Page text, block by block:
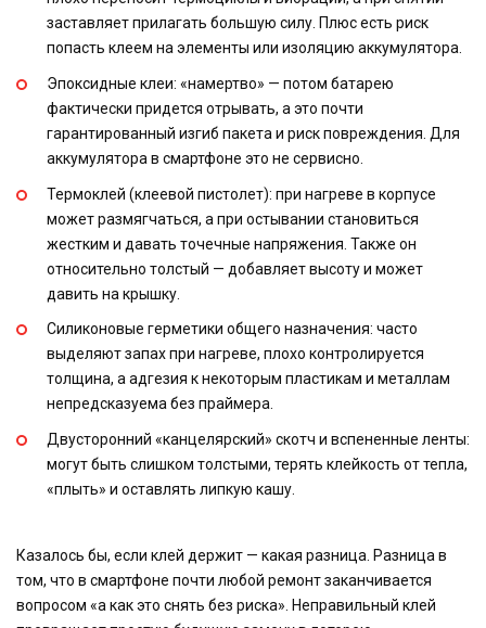
заставляет прилагать большую силу. Плюс есть риск
попасть клеем на элементы или изоляцию аккумулятора.
Эпоксидные клеи: «намертво» — потом батарею
фактически придется отрывать, а это почти
гарантированный изгиб пакета и риск повреждения. Для
аккумулятора в смартфоне это не сервисно.
Термоклей (клеевой пистолет): при нагреве в корпусе
может размягчаться, а при остывании становиться
жестким и давать точечные напряжения. Также он
относительно толстый — добавляет высоту и может
давить на крышку.
Силиконовые герметики общего назначения: часто
выделяют запах при нагреве, плохо контролируется
толщина, а адгезия к некоторым пластикам и металлам
непредсказуема без праймера.
Двусторонний «канцелярский» скотч и вспененные ленты:
могут быть слишком толстыми, терять клейкость от тепла,
«плыть» и оставлять липкую кашу.
Казалось бы, если клей держит — какая разница. Разница в
том, что в смартфоне почти любой ремонт заканчивается
вопросом «а как это снять без риска». Неправильный клей